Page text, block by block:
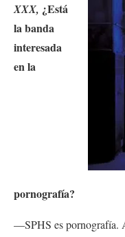
XXX, ¿Está
la banda
interesada
en la
pornografía?
—SPHS es pornografía.